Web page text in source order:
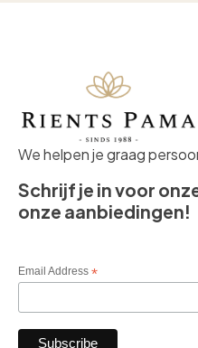
We helpen je graag
Schrijf je in voor
onze aanbiedingen!
Email Address *